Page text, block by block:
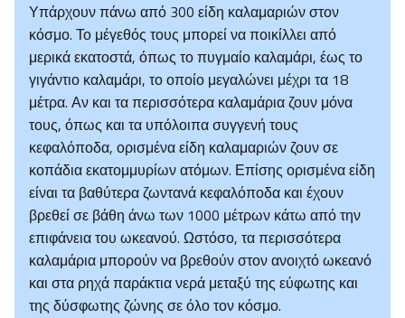
Υπάρχουν πάνω από 300 είδη καλαμαριών στον
κόσμο. Το μέγεθός τους μπορεί να ποικίλλει από
μερικά εκατοστά, όπως το πυγμαίο καλαμάρι, έως το
γιγάντιο καλαμάρι, το οποίο μεγαλώνει μέχρι τα 18
μέτρα. Αν και τα περισσότερα καλαμάρια ζουν μόνα
τους, όπως και τα υπόλοιπα συγγενή τους
κεφαλόποδα, ορισμένα είδη καλαμαριών ζουν σε
κοπάδια εκατομμυρίων ατόμων. Επίσης ορισμένα είδη
είναι τα βαθύτερα ζωντανά κεφαλόποδα και έχουν
βρεθεί σε βάθη άνω των 1000 μέτρων κάτω από την
επιφάνεια του ωκεανού. Ωστόσο, τα περισσότερα
καλαμάρια μπορούν να βρεθούν στον ανοιχτό ωκεανό
και στα ρηχά παράκτια νερά μεταξύ της εύφωτης και
της δύσφωτης ζώνης σε όλο τον κόσμο.